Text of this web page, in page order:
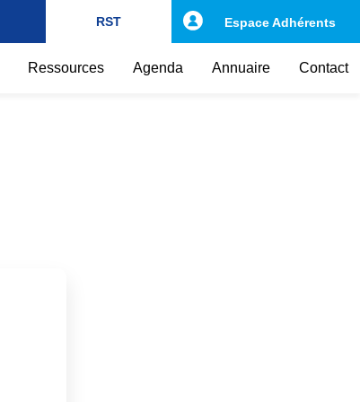
RST
Ressources Agenda Annuaire Contact
Espace Adhérents